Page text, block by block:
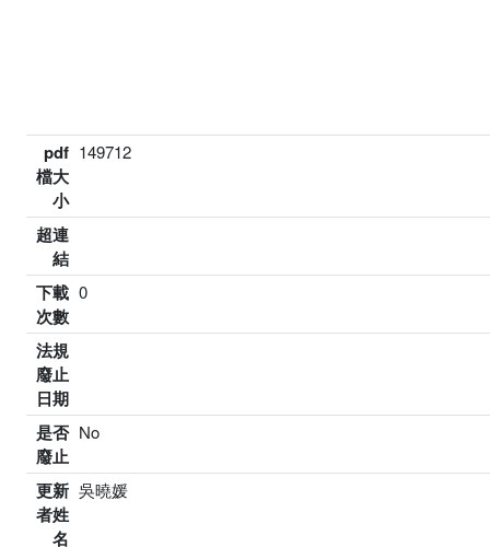
pdf
檔大
小
149712
超連
結
下載
次數
0
法規
廢止
日期
是否
廢止
No
更新
者姓
名
吳曉媛